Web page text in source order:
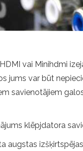
vai Minihdmi
jums var būt
savienotājiem
klēpjdatora
augstas